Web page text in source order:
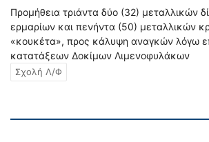
Προμήθεια τριάντα δύο (32) μεταλλικών
ερμαρίων και πενήντα (50) μεταλλικών
«κουκέτα», προς κάλυψη αναγκών λόγω
κατατάξεων Δοκίμων Λιμενοφυλάκων
Σχολή Λ/Φ